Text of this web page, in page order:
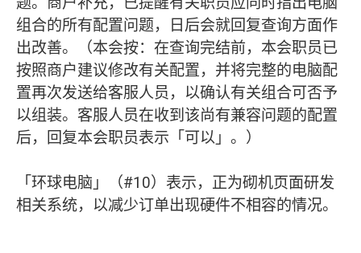
组合的所有配置问题，日后会就回复查询方面作
出改善。（本会按：在查询完结前，本会职员已
按照商户建议修改有关配置，并将完整的电脑配
置再次发送给客服人员，以确认有关组合可否予
以组装。客服人员在收到该尚有兼容问题的配置
后，回复本会职员表示「可以」。）
「环球电脑」（#10）表示，正为砌机页面研发
相关系统，以减少订单出现硬件不相容的情况。